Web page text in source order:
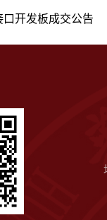
口开发板成交公告